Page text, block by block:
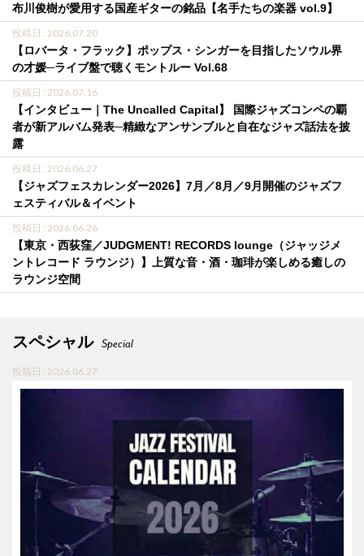
布川俊樹が愛用する国産ギターの銘品【名手たちの楽器 vol.9】
投稿日 : 2026.07.20
【ロバータ・フラック】ポップス・シンガーを目指したソウル界
の才媛─ライブ盤で聴くモントルー Vol.68
投稿日 : 2026.07.16
【インタビュー｜The Uncalled Capital】 国際ジャズコンペの覇
者が新アルバム発表─精緻なアンサンブルと自在なジャズ話法を披
露
投稿日 : 2026.06.27
【ジャズフェスカレンダー2026】7月／8月／9月開催のジャズフ
ェスティバル＆イベント
投稿日 : 2026.06.26
【東京・西荻窪／JUDGMENT! RECORDS lounge（ジャッジメ
ントレコード ラウンジ）】上質な音・酒・珈琲が楽しめる癒しの
ラウンジ空間
スペシャル Special
投稿日 : 2026.06.27